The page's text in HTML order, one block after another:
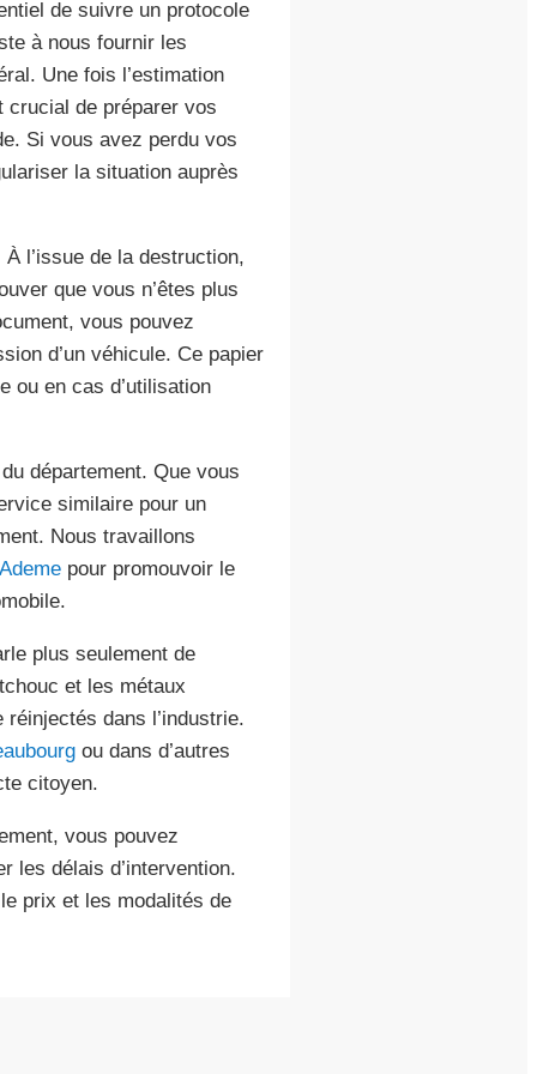
de suivre un protocole
à nous fournir les
Une fois l’estimation
crucial de préparer vos
Si vous avez perdu vos
la situation auprès
l’issue de la destruction,
que vous n’êtes plus
vous pouvez
d’un véhicule. Ce papier
ou en cas d’utilisation
département. Que vous
similaire pour un
Nous travaillons
pour promouvoir le
plus seulement de
et les métaux
dans l’industrie.
ou dans d’autres
citoyen.
vous pouvez
les délais d’intervention.
prix et les modalités de